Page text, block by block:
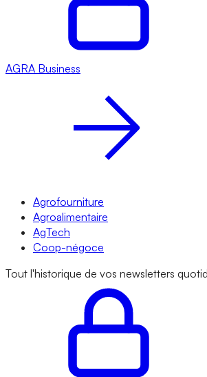
AGRA Business
Agrofourniture
Agroalimentaire
AgTech
Coop-négoce
Tout l'historique de vos newsletters